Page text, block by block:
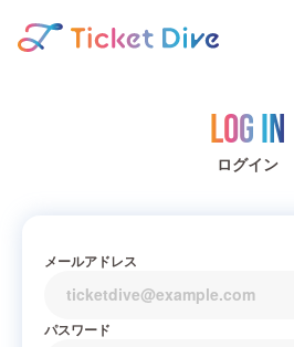
Log in
ログイン
メールアドレス
パスワード